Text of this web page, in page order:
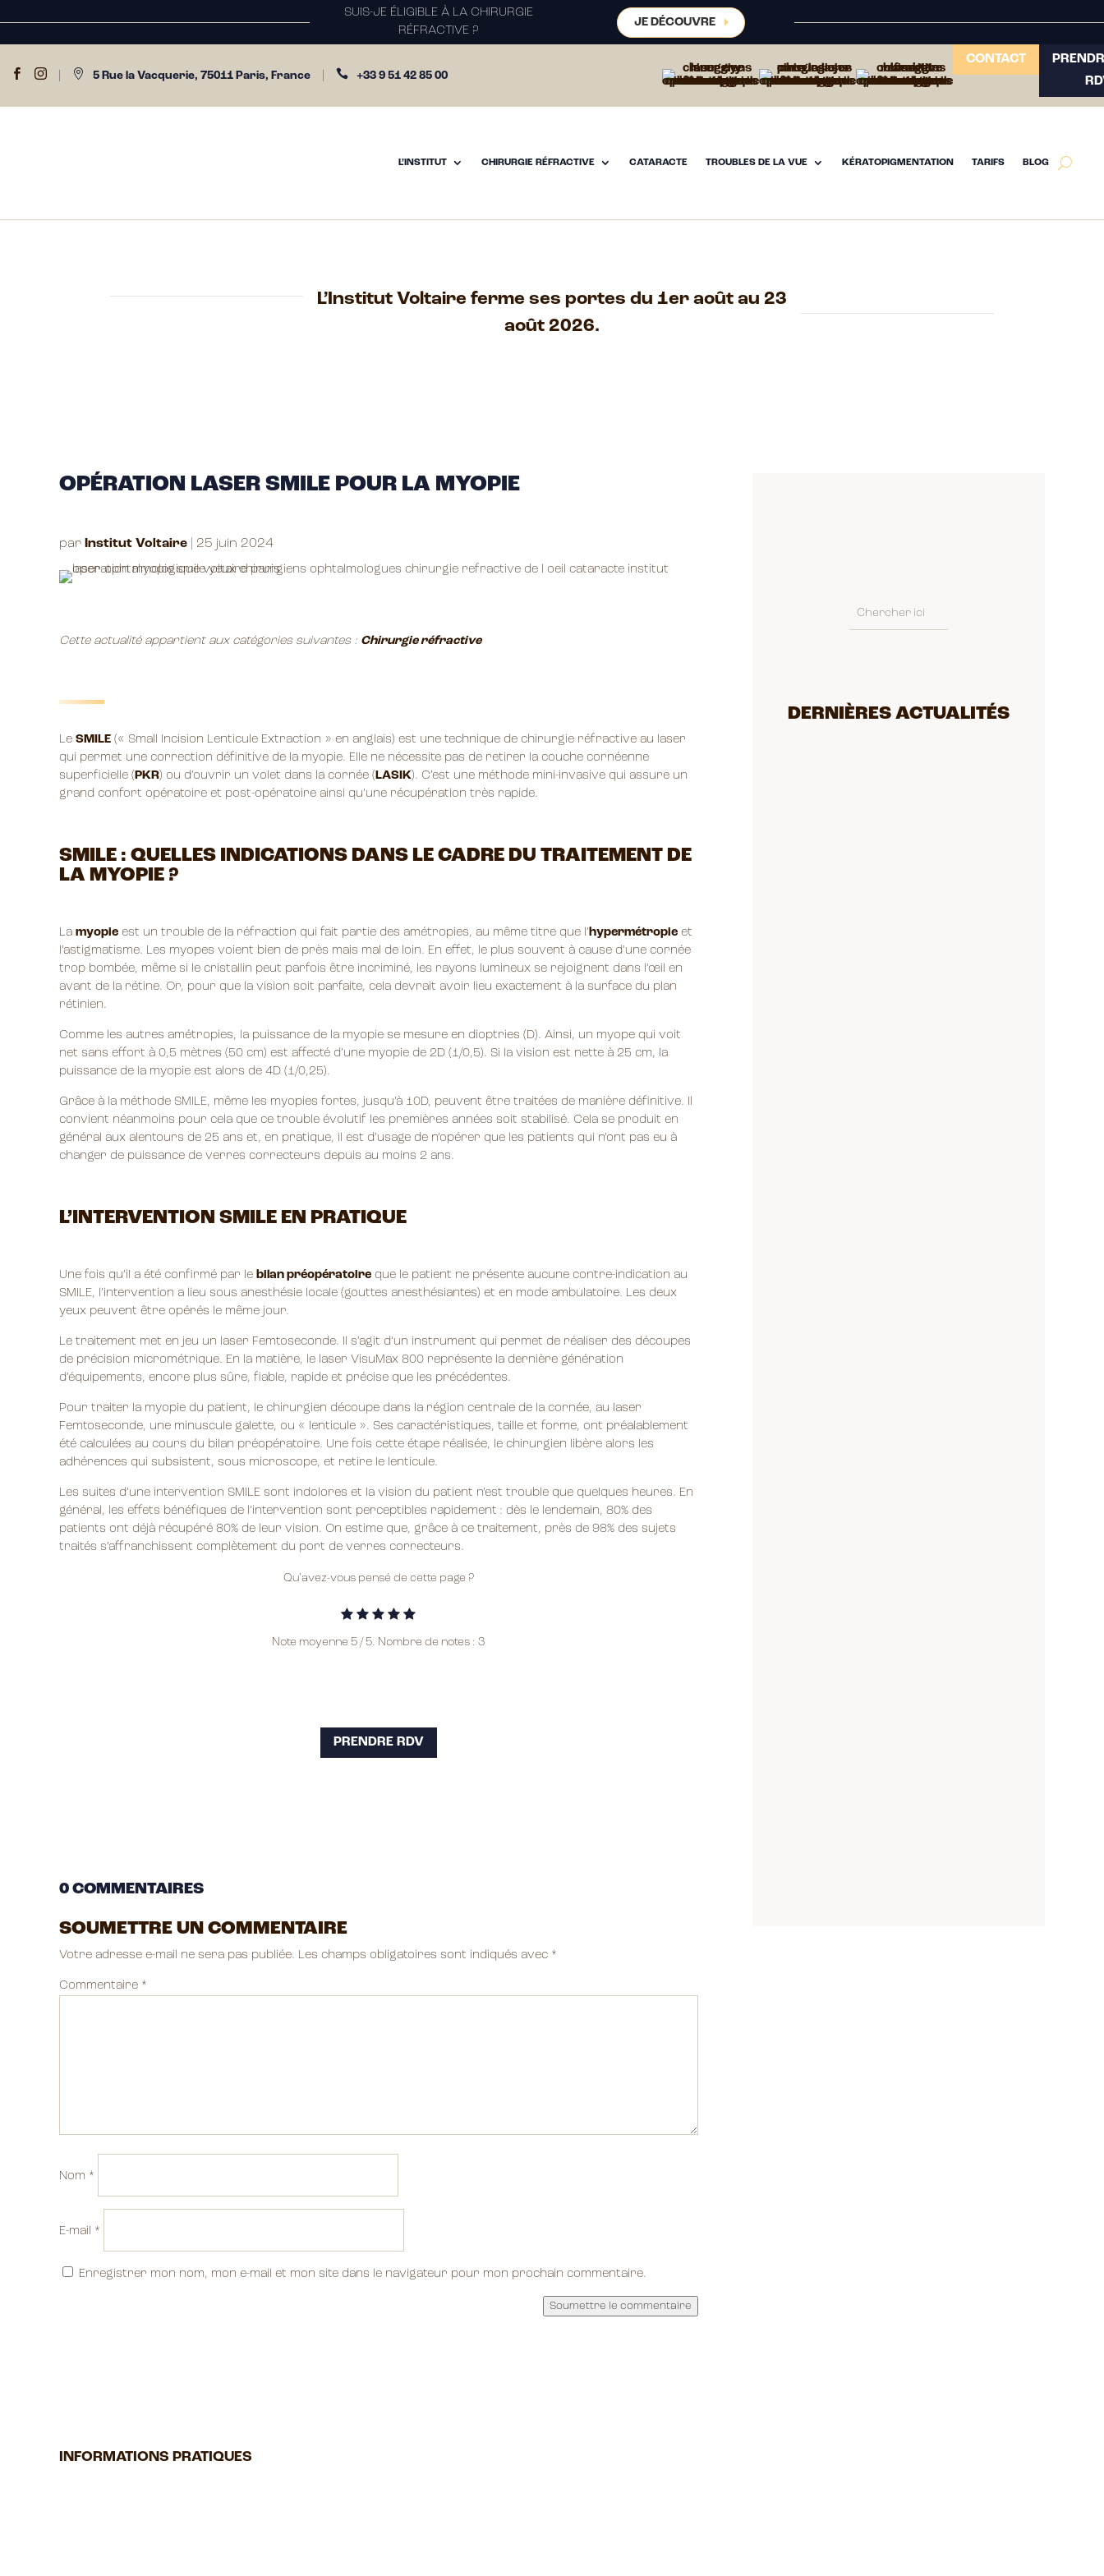
SUIS-JE ÉLIGIBLE À LA CHIRURGIE
RÉFRACTIVE ?
JE DÉCOUVRE
   5 Rue la Vacquerie, 75011 Paris, France  +33 9 51 42 85 00
CONTACT
L’INSTITUT CHIRURGIE RÉFRACTIVE CATARACTE TROUBLES DE LA VUE KÉRATOPIGMENTATION TARIFS BLOG
L’Institut Voltaire ferme ses portes du 1er août au 23
août 2026.
OPÉRATION LASER SMILE POUR LA MYOPIE
par Institut Voltaire 25 juin 2024
Cette actualité appartient aux catégories suivantes : Chirurgie réfractive
Le SMILE (« Small Incision Lenticule Extraction » en anglais) est une technique de chirurgie réfractive au laser
qui permet une correction définitive de la myopie. Elle ne nécessite pas de retirer la couche cornéenne
superficielle (PKR) ou d’ouvrir un volet dans la cornée (LASIK). C’est une méthode mini-invasive qui assure un
grand confort opératoire et post-opératoire ainsi qu’une récupération très rapide.
SMILE : QUELLES INDICATIONS DANS LE CADRE DU TRAITEMENT DE
LA MYOPIE ?
La myopie est un trouble de la réfraction qui fait partie des amétropies, au même titre que l’hypermétropie et
l’astigmatisme. Les myopes voient bien de près mais mal de loin. En effet, le plus souvent à cause d’une cornée
trop bombée, même si le cristallin peut parfois être incriminé, les rayons lumineux se rejoignent dans l’œil en
avant de la rétine. Or, pour que la vision soit parfaite, cela devrait avoir lieu exactement à la surface du plan
rétinien.
Comme les autres amétropies, la puissance de la myopie se mesure en dioptries (D). Ainsi, un myope qui voit
net sans effort à 0,5 mètres (50 cm) est affecté d’une myopie de 2D (1/0,5). Si la vision est nette à 25 cm, la
puissance de la myopie est alors de 4D (1/0,25).
Grâce à la méthode SMILE, même les myopies fortes, jusqu’à 10D, peuvent être traitées de manière définitive. Il
convient néanmoins pour cela que ce trouble évolutif les premières années soit stabilisé. Cela se produit en
général aux alentours de 25 ans et, en pratique, il est d’usage de n’opérer que les patients qui n’ont pas eu à
changer de puissance de verres correcteurs depuis au moins 2 ans.
L’INTERVENTION SMILE EN PRATIQUE
Une fois qu’il a été confirmé par le bilan préopératoire que le patient ne présente aucune contre-indication au
SMILE, l’intervention a lieu sous anesthésie locale (gouttes anesthésiantes) et en mode ambulatoire. Les deux
yeux peuvent être opérés le même jour.
Le traitement met en jeu un laser Femtoseconde. Il s’agit d’un instrument qui permet de réaliser des découpes
de précision micrométrique. En la matière, le laser VisuMax 800 représente la dernière génération
d’équipements, encore plus sûre, fiable, rapide et précise que les précédentes.
Pour traiter la myopie du patient, le chirurgien découpe dans la région centrale de la cornée, au laser
Femtoseconde, une minuscule galette, ou « lenticule ». Ses caractéristiques, taille et forme, ont préalablement
été calculées au cours du bilan préopératoire. Une fois cette étape réalisée, le chirurgien libère alors les
adhérences qui subsistent, sous microscope, et retire le lenticule.
Les suites d’une intervention SMILE sont indolores et la vision du patient n’est trouble que quelques heures. En
général, les effets bénéfiques de l’intervention sont perceptibles rapidement : dès le lendemain, 80% des
patients ont déjà récupéré 80% de leur vision. On estime que, grâce à ce traitement, près de 98% des sujets
traités s’affranchissent complètement du port de verres correcteurs.
Qu'avez-vous pensé de cette page ?
Note moyenne 5 / 5. Nombre de notes :3
PRENDRE RDV
0 COMMENTAIRES
SOUMETTRE UN COMMENTAIRE
Votre adresse e-mail ne sera pas publiée. Les champs obligatoires sont indiqués avec *
Commentaire *
Nom *
E-mail *
Enregistrer mon nom, mon e-mail et mon site dans le navigateur pour mon prochain commentaire.
Soumettre le commentaire
DERNIÈRES ACTUALITÉS
INFORMATIONS PRATIQUES